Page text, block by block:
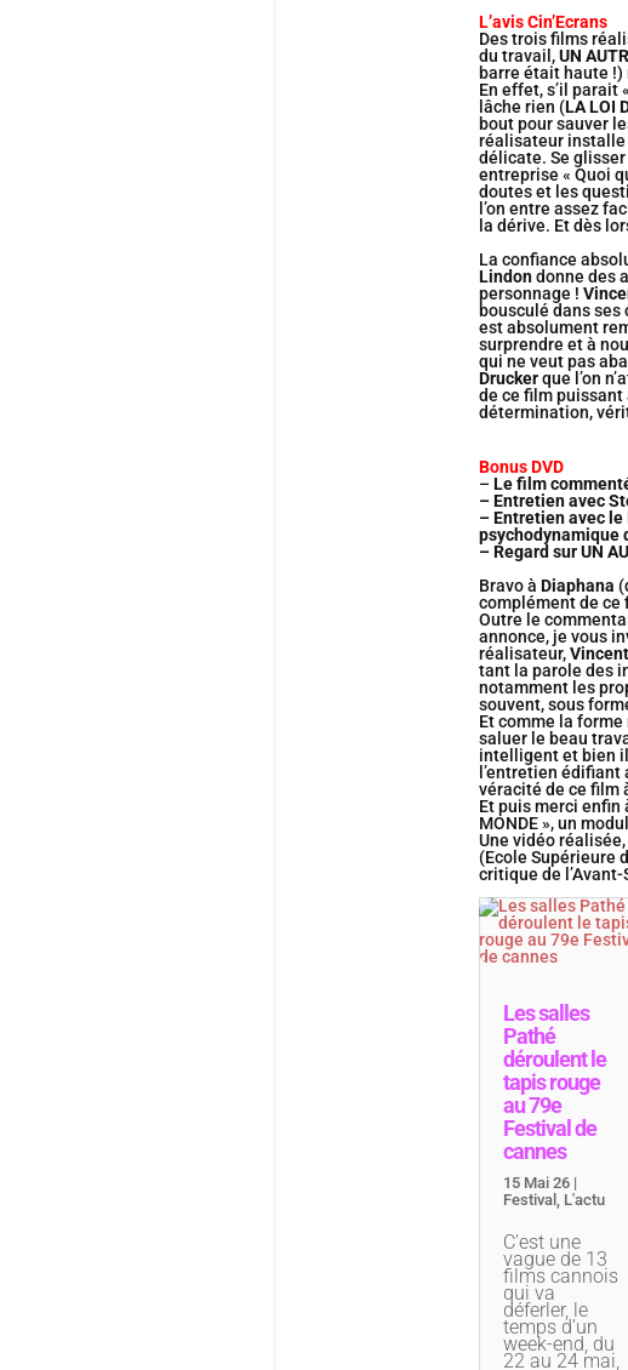
L’avis Cin’Ecrans
Des trois films
du travail,UN
barre était haute
En effet, s’il parait
lâche rien (LA LOI
bout pour sauver
réalisateur installe
délicate. Se glisser
entreprise « Quoi
doutes et les
l’on entre assez
la dérive. Et dès
La confiance
Lindondonne des
personnage !
bousculé dans
est absolument
surprendre et à
qui ne veut pas
Druckerque l’on
de ce film
détermination,
Bonus DVD
– Le film
– Entretien avec
– Entretien avec
psychodynamique
– Regard sur UN
Bravo à Diaphana
complément de ce
Outre le
annonce, je vous
réalisateur,
tant la parole des
notamment les
souvent, sous
Et comme la
saluer le beau
intelligent et bien
l’entretien
véracité de ce film
Et puis merci enfin
MONDE », un
Une vidéo
(Ecole Supérieure
critique de l’Avant-
Les salles
Pathé
déroulent le
tapis rouge
au 79e
Festival de
cannes
15 Mai 26|
Festival , L'actu
C’est une
vague de 13
films cannois
qui va
déferler, le
temps d’un
week-end, du
22 au 24 mai,